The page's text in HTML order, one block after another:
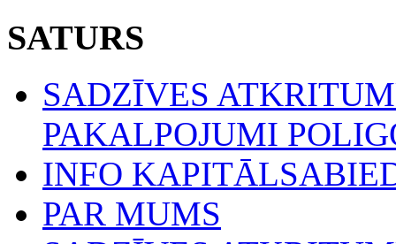
SATURS
SADZĪVES
PAKALPOJUMI
INFO
PAR MUMS